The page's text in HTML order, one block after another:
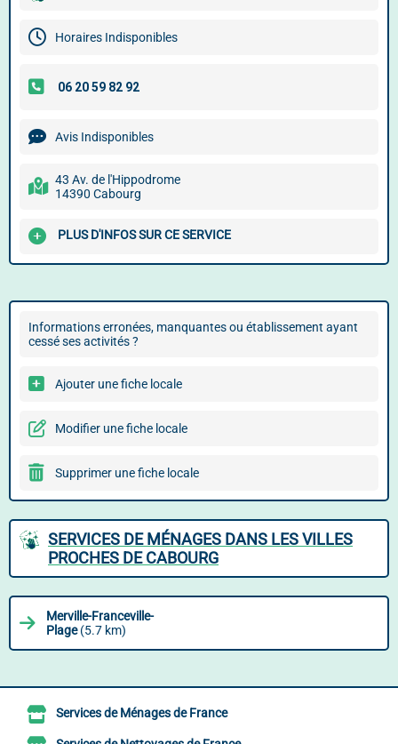
Horaires Indisponibles
Avis Indisponibles
43 Av. de l'Hippodrome
14390 Cabourg
PLUS D'INFOS SUR CE SERVICE
Informations erronées, manquantes ou établissement ayant
cessé ses activités ?
Ajouter une fiche locale
Modifier une fiche locale
Supprimer une fiche locale
SERVICES DE MÉNAGES DANS LES VILLES
PROCHES DE CABOURG
Merville-Franceville-
Plage(5.7 km)
Services de Ménages de France